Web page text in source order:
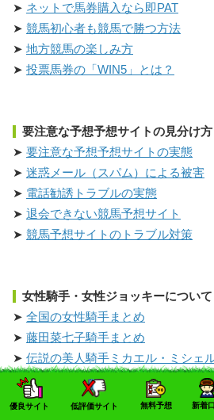
優良サイト 低評価サイト 無料予想 新着
ネットで馬券購入なら即PAT
競馬初心者も競馬で勝つ方法
地方競馬の楽しみ方
投票馬券の「WIN5」とは？
要注意な予想予想サイトの見分け方
要注意な予想予想サイトの実態
迷惑メール（スパム）による被害
電話勧誘トラブルの実態
退会できない競馬予想サイト
競馬予想サイトのトラブル対策
女性騎手・女性ジョッキーについて
全国の女性騎手まとめ
藤田菜七子騎手まとめ
伝説の美人騎手ミカエル・ミシェ